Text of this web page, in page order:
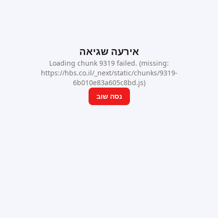
אירעה שגיאה
Loading chunk 9319 failed. (missing:
https://hbs.co.il/_next/static/chunks/9319-
6b010e83a605c8bd.js)